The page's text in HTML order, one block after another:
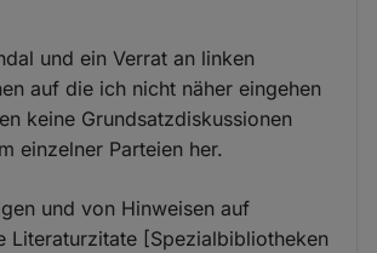
und ein Verrat an linken
auf die ich nicht näher eingehen
keine Grundsatzdiskussionen
einzelner Parteien her.
und von Hinweisen auf
Literaturzitate [Spezialbibliotheken